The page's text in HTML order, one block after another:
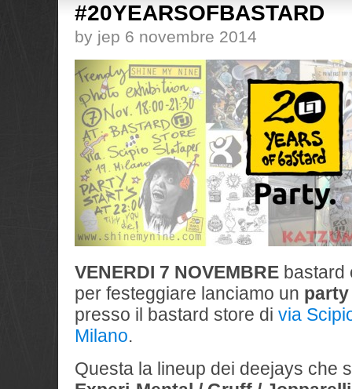
#20YEARSOFBASTARD
by jep 6 novembre 2014
VENERDI 7 NOVEMBRE bastard
per festeggiare lanciamo un party
presso il bastard store di via
Milano.
Questa la lineup dei deejays che